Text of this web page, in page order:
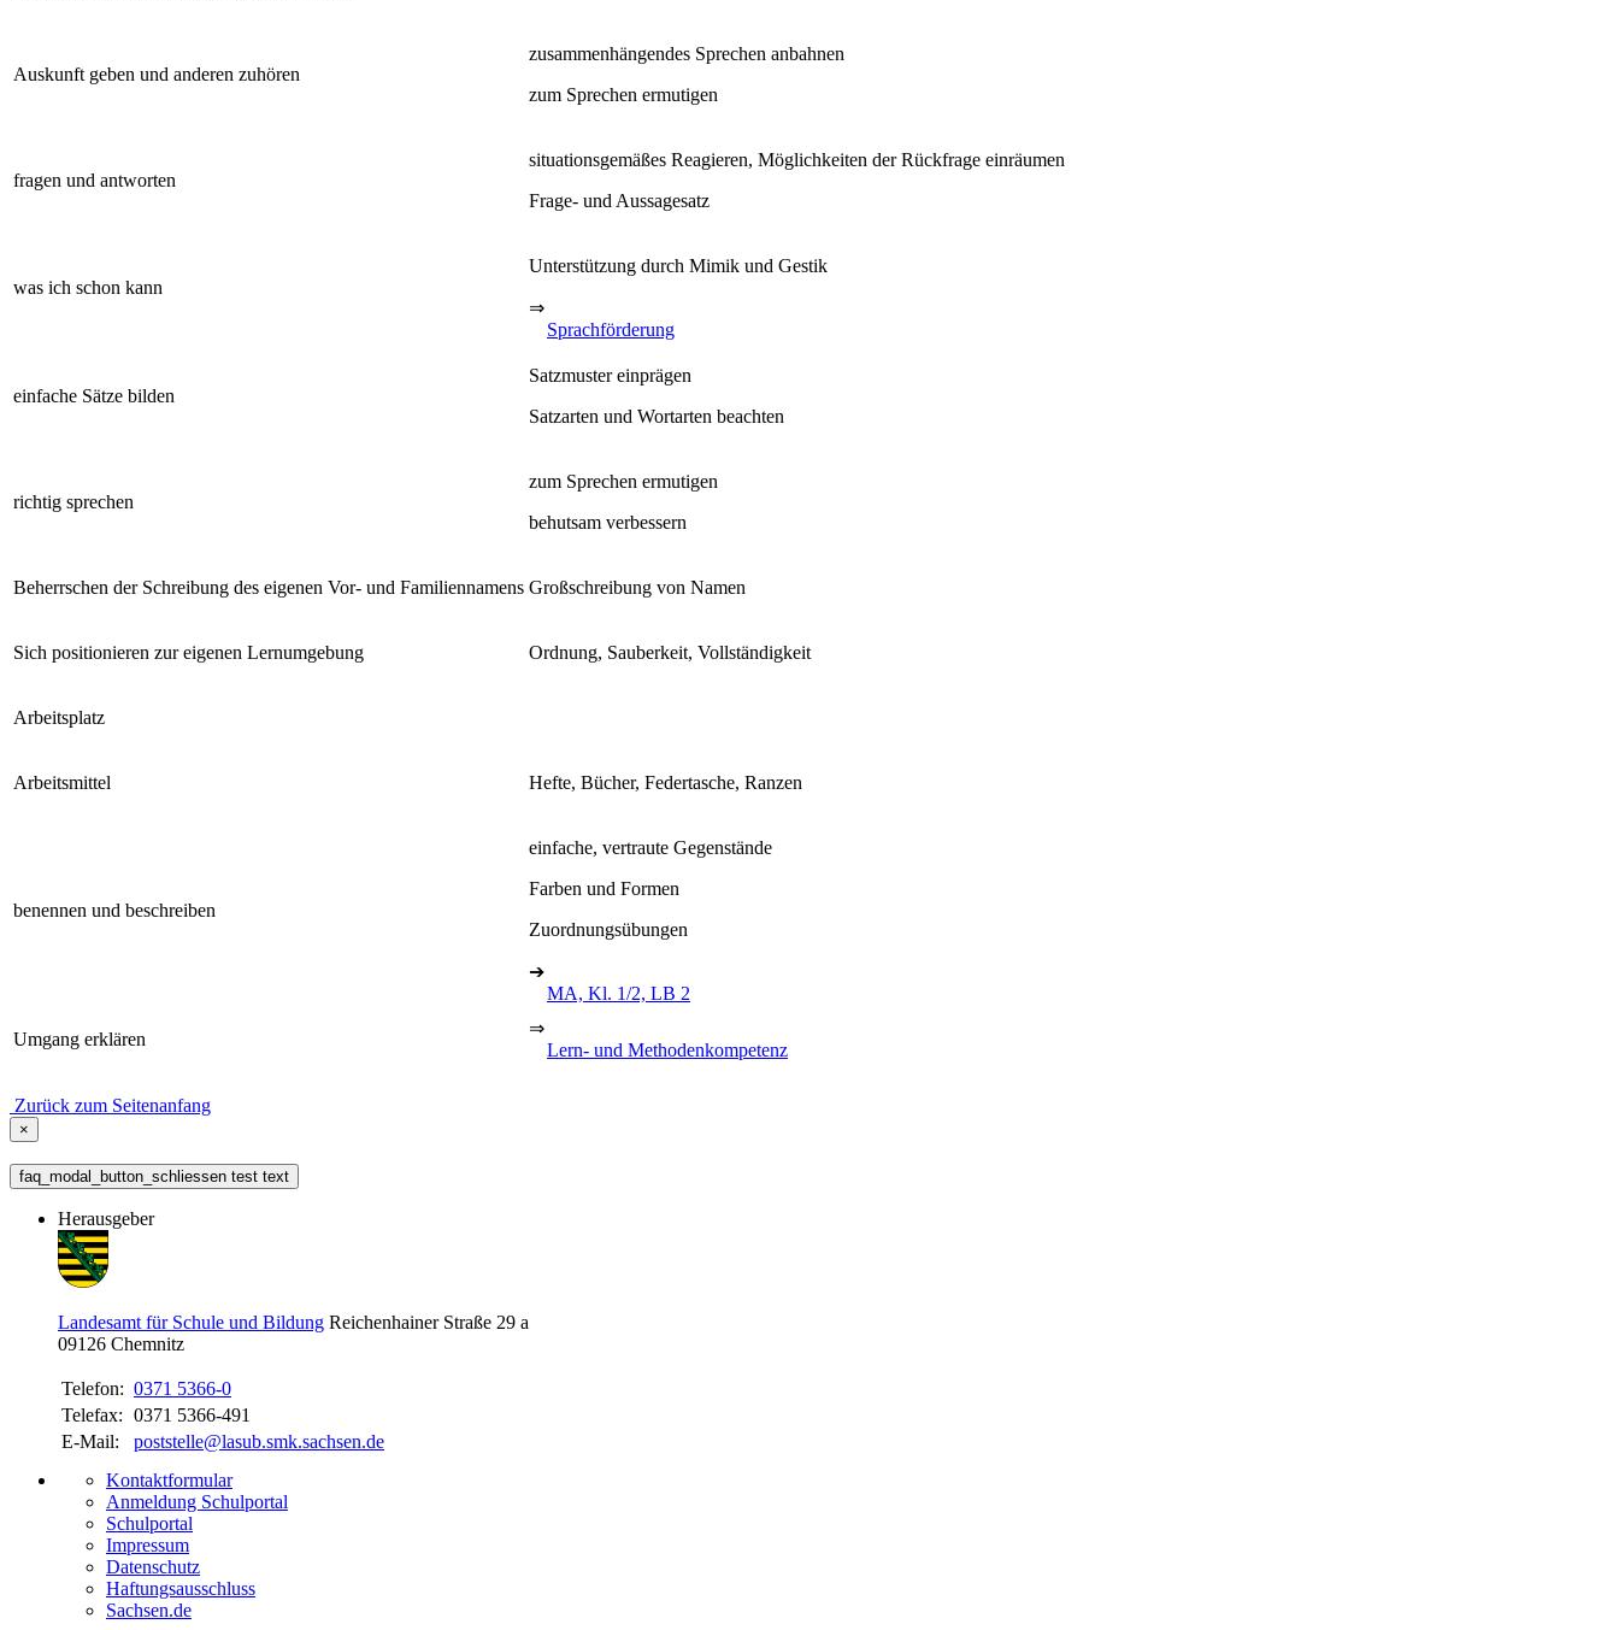
Auskunft geben und anderen zuhören
zusammenhängendes Sprechen anbahnen
zum Sprechen ermutigen
fragen und antworten
situationsgemäßes Reagieren, Möglichkeiten der Rückfrage einräumen
Frage- und Aussagesatz
was ich schon kann
Unterstützung durch Mimik und Gestik
⇒
Sprachförderung
einfache Sätze bilden
Satzmuster einprägen
Satzarten und Wortarten beachten
richtig sprechen
zum Sprechen ermutigen
behutsam verbessern
Beherrschen der Schreibung des eigenen Vor- und Familiennamens Großschreibung von Namen
Sich positionieren zur eigenen Lernumgebung Ordnung, Sauberkeit, Vollständigkeit
Arbeitsplatz
Arbeitsmittel Hefte, Bücher, Federtasche, Ranzen
benennen und beschreiben
einfache, vertraute Gegenstände
Farben und Formen
Zuordnungsübungen
➔
MA, Kl. 1/2, LB 2
Umgang erklären
⇒
Lern- und Methodenkompetenz
Zurück zum Seitenanfang
×
faq_modal_button_schliessen test text
Herausgeber
Landesamt für Schule und Bildung Reichenhainer Straße 29 a
09126 Chemnitz
Telefon: 0371 5366-0
Telefax: 0371 5366-491
E-Mail:
poststelle@lasub.smk.sachsen.de
Kontaktformular
Anmeldung Schulportal
Schulportal
Impressum
Datenschutz
Haftungsausschluss
Sachsen.de